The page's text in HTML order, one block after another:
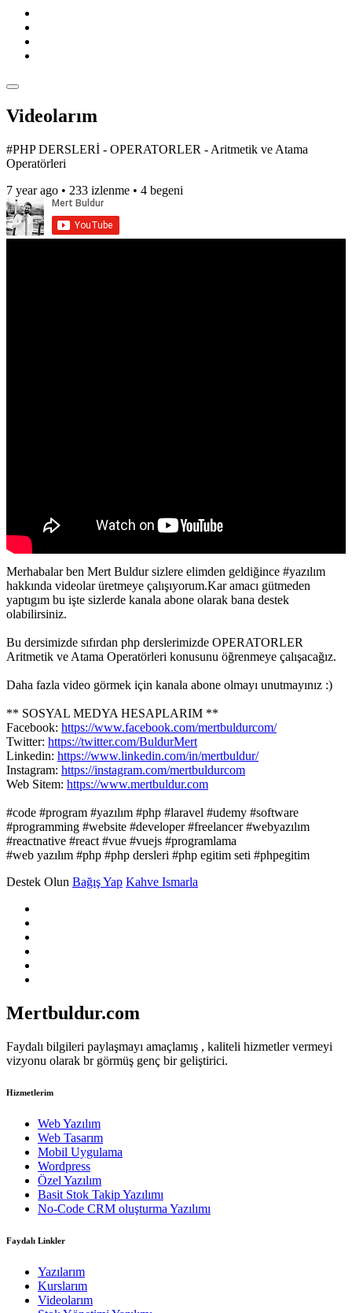
Videolarım
#PHP DERSLERİ - OPERATORLER - Aritmetik ve Atama
Operatörleri
7 year ago • 233 izlenme • 4 begeni
Merhabalar ben Mert Buldur sizlere elimden geldiğince #yazılım
hakkında videolar üretmeye çalışıyorum.Kar amacı gütmeden
yaptıgım bu işte sizlerde kanala abone olarak bana destek
olabilirsiniz.
Bu dersimizde sıfırdan php derslerimizde OPERATORLER
Aritmetik ve Atama Operatörleri konusunu öğrenmeye çalışacağız.
Daha fazla video görmek için kanala abone olmayı unutmayınız :)
** SOSYAL MEDYA HESAPLARIM **
Facebook: https://www.facebook.com/mertbuldurcom/
Twitter: https://twitter.com/BuldurMert
Linkedin: https://www.linkedin.com/in/mertbuldur/
Instagram: https://instagram.com/mertbuldurcom
Web Sitem: https://www.mertbuldur.com
#code #program #yazılım #php #laravel #udemy #software
#programming #website #developer #freelancer #webyazılım
#reactnative #react #vue #vuejs #programlama
#web yazılım #php #php dersleri #php egitim seti #phpegitim
Destek Olun Bağış Yap Kahve Ismarla
Mertbuldur.com
Faydalı bilgileri paylaşmayı amaçlamış , kaliteli hizmetler vermeyi
vizyonu olarak br görmüş genç bir geliştirici.
Hizmetlerim
Web Yazılım
Web Tasarım
Mobil Uygulama
Wordpress
Özel Yazılım
Basit Stok Takip Yazılımı
No-Code CRM oluşturma Yazılımı
Faydalı Linkler
Yazılarım
Kurslarım
Videolarım